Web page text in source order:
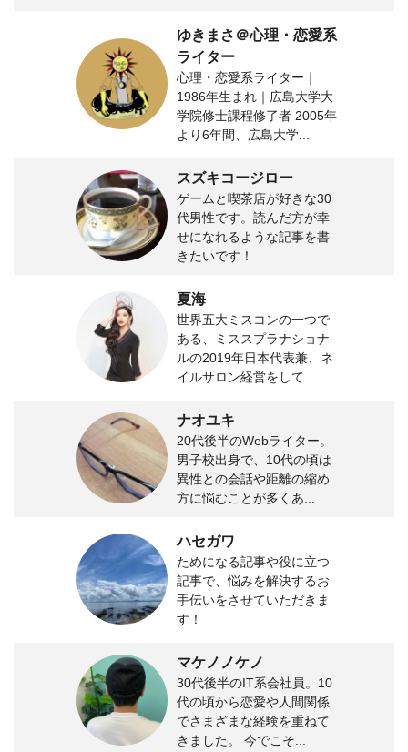
ゆきまさ＠心理・恋愛系
ライター
心理・恋愛系ライター｜
1986年生まれ｜広島大学大
学院修士課程修了者 2005年
より6年間、広島大学...
スズキコージロー
ゲームと喫茶店が好きな30
代男性です。読んだ方が幸
せになれるような記事を書
きたいです！
夏海
世界五大ミスコンの一つで
ある、ミススプラナショナ
ルの2019年日本代表兼、ネ
イルサロン経営をして...
ナオユキ
20代後半のWebライター。
男子校出身で、10代の頃は
異性との会話や距離の縮め
方に悩むことが多くあ...
ハセガワ
ためになる記事や役に立つ
記事で、悩みを解決するお
手伝いをさせていただきま
す！
マケノノケノ
30代後半のIT系会社員。10
代の頃から恋愛や人間関係
でさまざまな経験を重ねて
きました。 今でこそ...